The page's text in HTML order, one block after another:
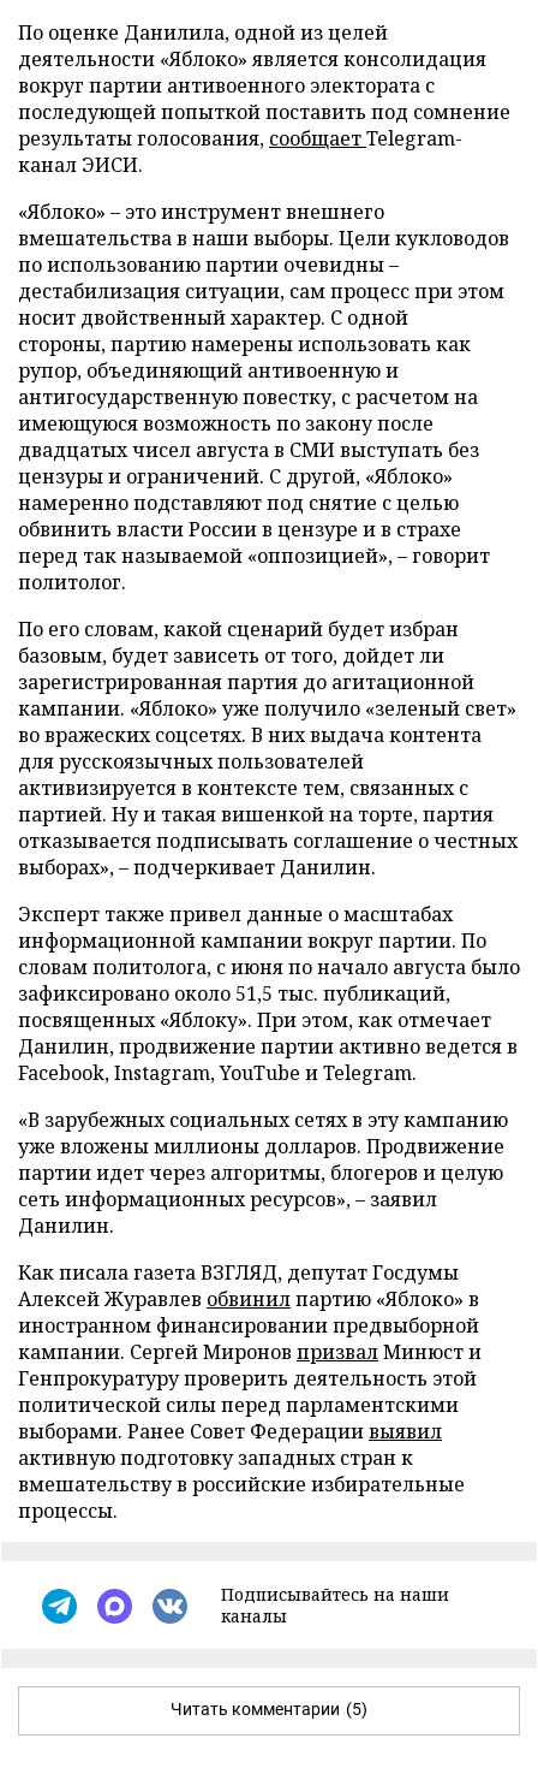
По оценке Данилила, одной из целей
деятельности «Яблоко» является консолидация
вокруг партии антивоенного электората с
последующей попыткой поставить под сомнение
результаты голосования, сообщаетTelegram-
канал ЭИСИ.
«Яблоко» – это инструмент внешнего
вмешательства в наши выборы. Цели кукловодов
по использованию партии очевидны –
дестабилизация ситуации, сам процесс при этом
носит двойственный характер. С одной
стороны, партию намерены использовать как
рупор, объединяющий антивоенную и
антигосударственную повестку, с расчетом на
имеющуюся возможность по закону после
двадцатых чисел августа в СМИ выступать без
цензуры и ограничений. С другой, «Яблоко»
намеренно подставляют под снятие с целью
обвинить власти России в цензуре и в страхе
перед так называемой «оппозицией», – говорит
политолог.
По его словам, какой сценарий будет избран
базовым, будет зависеть от того, дойдет ли
зарегистрированная партия до агитационной
кампании. «Яблоко» уже получило «зеленый свет»
во вражеских соцсетях. В них выдача контента
для русскоязычных пользователей
активизируется в контексте тем, связанных с
партией. Ну и такая вишенкой на торте, партия
отказывается подписывать соглашение о честных
выборах», – подчеркивает Данилин.
Эксперт также привел данные о масштабах
информационной кампании вокруг партии. По
словам политолога, с июня по начало августа было
зафиксировано около 51,5 тыс. публикаций,
посвященных «Яблоку». При этом, как отмечает
Данилин, продвижение партии активно ведется в
Facebook, Instagram, YouTube и Telegram.
«В зарубежных социальных сетях в эту кампанию
уже вложены миллионы долларов. Продвижение
партии идет через алгоритмы, блогеров и целую
сеть информационных ресурсов», – заявил
Данилин.
Как писала газета ВЗГЛЯД, депутат Госдумы
Алексей Журавлев обвинилпартию «Яблоко» в
иностранном финансировании предвыборной
кампании. Сергей Миронов призвалМинюст и
Генпрокуратуру проверить деятельность этой
политической силы перед парламентскими
выборами. Ранее Совет Федерациивыявил
активную подготовку западных стран к
вмешательству в российские избирательные
процессы.
Подписывайтесь на наши
каналы
Читать комментарии (5)